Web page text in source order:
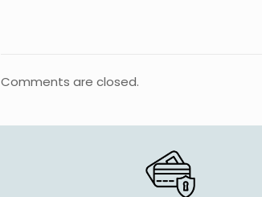
Comments are closed.